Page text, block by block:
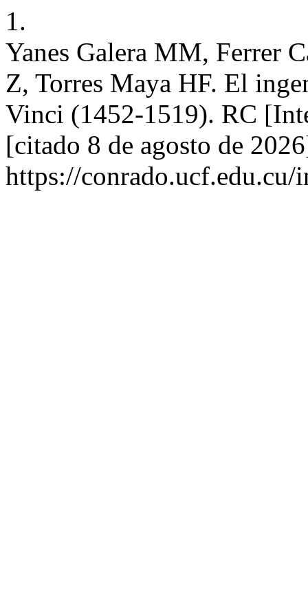
1.
Yanes Galera MM, Ferrer
Z, Torres Maya HF. El
Vinci (1452-1519). RC
[citado 8 de agosto de
https://